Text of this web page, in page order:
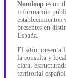
Nomloop es un
información
establecimientos
presentes en
España.
El sitio presenta
la consulta y
clara,
territorial